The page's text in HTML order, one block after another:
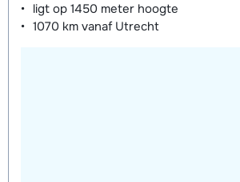
ligt op 1450 meter hoogte
1070 km vanaf Utrecht